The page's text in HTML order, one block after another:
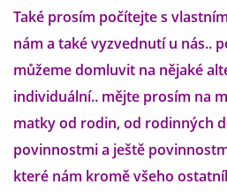
STRAVA
PODPORA
E - S H O P
Také prosím počítejte s
nám a také vyzvednutí u nás..
můžeme domluvit na nějaké
individuální.. mějte prosím na
matky od rodin, od rodinných
povinnostmi a ještě
které nám kromě všeho